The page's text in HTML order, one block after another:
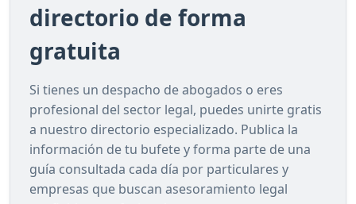
directorio de forma
gratuita
Si tienes un despacho de abogados o eres
profesional del sector legal, puedes unirte gratis
a nuestro directorio especializado. Publica la
información de tu bufete y forma parte de una
guía consultada cada día por particulares y
empresas que buscan asesoramiento legal